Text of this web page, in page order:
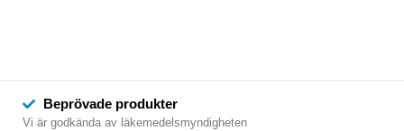
Beprövade produkter
Vi är godkända av läkemedelsmyndigheten